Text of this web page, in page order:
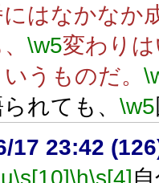
にはなかなか
\w5変わり
いうものだ。
れても、 \w5
17 23:42
\s[10]\h\s[4]